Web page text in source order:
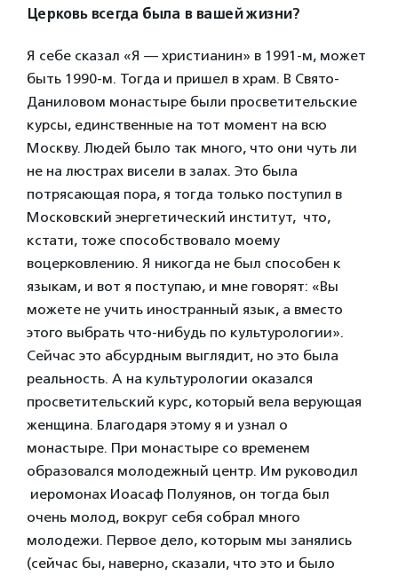
Церковь всегда была в вашей жизни?
Я себе сказал «Я — христианин» в 1991-м, может
быть 1990-м. Тогда и пришел в храм. В Свято-
Даниловом монастыре были просветительские
курсы, единственные на тот момент на всю
Москву. Людей было так много, что они чуть ли
не на люстрах висели в залах. Это была
потрясающая пора, я тогда только поступил в
Московский энергетический институт, что,
кстати, тоже способствовало моему
воцерковлению. Я никогда не был способен к
языкам, и вот я поступаю, и мне говорят: «Вы
можете не учить иностранный язык, а вместо
этого выбрать что-нибудь по культурологии».
Сейчас это абсурдным выглядит, но это была
реальность. А на культурологии оказался
просветительский курс, который вела верующая
женщина. Благодаря этому я и узнал о
монастыре. При монастыре со временем
образовался молодежный центр. Им руководил
иеромонах Иоасаф Полуянов, он тогда был
очень молод, вокруг себя собрал много
молодежи. Первое дело, которым мы занялись
(сейчас бы, наверно, сказали, что это и было